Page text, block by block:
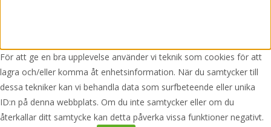
För att ge en bra upplevelse använder vi teknik som cookies för att
lagra och/eller komma åt enhetsinformation. När du samtycker till
dessa tekniker kan vi behandla data som surfbeteende eller unika
ID:n på denna webbplats. Om du inte samtycker eller om du
återkallar ditt samtycke kan detta påverka vissa funktioner negativt.